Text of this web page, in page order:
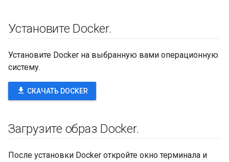
Установите Docker.
Установите Docker на выбранную вами операционную
систему.
file_download СКАЧАТЬ DOCKER
Загрузите образ Docker.
После установки Docker откройте окно терминала и